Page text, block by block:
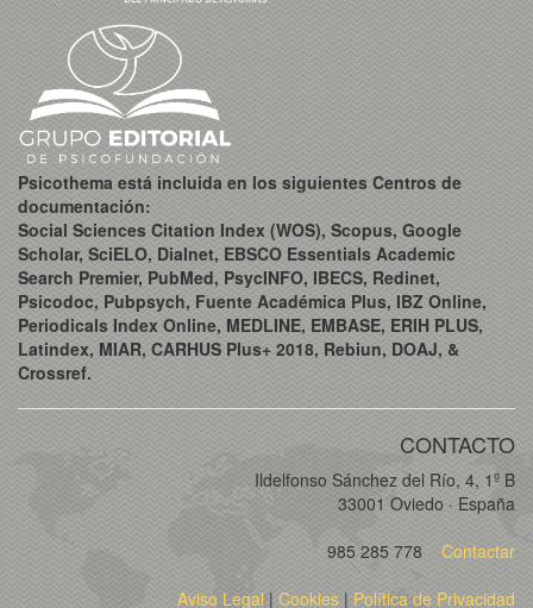
Psicothema está incluida en los siguientes Centros de
documentación:
Social Sciences Citation Index (WOS), Scopus, Google
Scholar, SciELO, Dialnet, EBSCO Essentials Academic
Search Premier, PubMed, PsycINFO, IBECS, Redinet,
Psicodoc, Pubpsych, Fuente Académica Plus, IBZ Online,
Periodicals Index Online, MEDLINE, EMBASE, ERIH PLUS,
Latindex, MIAR, CARHUS Plus+ 2018, Rebiun, DOAJ, &
Crossref.
CONTACTO
Ildelfonso Sánchez del Río, 4, 1º B
33001 Oviedo · España
985 285 778
Contactar
Aviso Legal| Cookies | Política de Privacidad